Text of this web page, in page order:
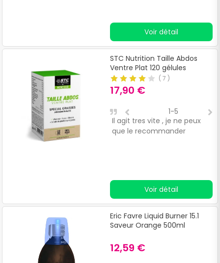
comme ça!!et depuis moins
de nausées et vraiment une
sensation de « légèreté « ,je
recommande fortement.
Voir détail
STC Nutrition Taille Abdos
Ventre Plat 120 gélules
( 7 )
17,90 €
Il agit tres vite , je ne peux
que le recommander
1-5
Voir détail
Eric Favre Liquid Burner 15.1
Saveur Orange 500ml
12,59 €